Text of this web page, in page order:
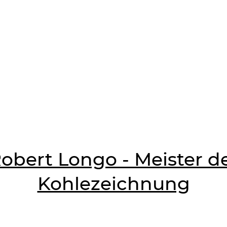
Longo - Meister
Kohlezeichnung